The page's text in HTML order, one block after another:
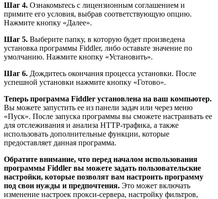
Шаг 4. Ознакомьтесь с лицензионным соглашением и
примите его условия, выбрав соответствующую опцию.
Нажмите кнопку «Далее».
Шаг 5. Выберите папку, в которую будет произведена
установка программы Fiddler, либо оставьте значение по
умолчанию. Нажмите кнопку «Установить».
Шаг 6. Дождитесь окончания процесса установки. После
успешной установки нажмите кнопку «Готово».
Теперь программа Fiddler установлена на ваш компьютер.
Вы можете запустить ее из панели задач или через меню
«Пуск». После запуска программы вы сможете настраивать ее
для отслеживания и анализа HTTP-трафика, а также
использовать дополнительные функции, которые
предоставляет данная программа.
Обратите внимание, что перед началом использования
программы Fiddler вы можете задать пользовательские
настройки, которые позволят вам настроить программу
под свои нужды и предпочтения. Это может включать
изменение настроек прокси-сервера, настройку фильтров,